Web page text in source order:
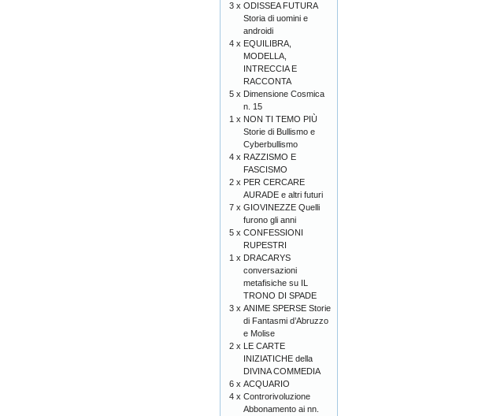
3 x ODISSEA FUTURA
Storia di uomini e
androidi
4 x EQUILIBRA,
MODELLA,
INTRECCIA E
RACCONTA
5 x Dimensione Cosmica
n. 15
1 x NON TI TEMO PIÙ
Storie di Bullismo e
Cyberbullismo
4 x RAZZISMO E
FASCISMO
2 x PER CERCARE
AURADE e altri futuri
7 x GIOVINEZZE Quelli
furono gli anni
5 x CONFESSIONI
RUPESTRI
1 x DRACARYS
conversazioni
metafisiche su IL
TRONO DI SPADE
3 x ANIME SPERSE Storie
di Fantasmi d’Abruzzo
e Molise
2 x LE CARTE
INIZIATICHE della
DIVINA COMMEDIA
6 x ACQUARIO
4 x Controrivoluzione
Abbonamento ai nn.